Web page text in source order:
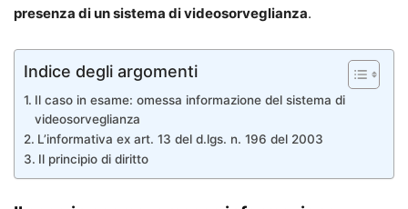
presenza di un sistema di videosorveglianza.
Indice degli argomenti
Il caso in esame: omessa informazione del sistema di
videosorveglianza
L’informativa ex art. 13 del d.lgs. n. 196 del 2003
Il principio di diritto